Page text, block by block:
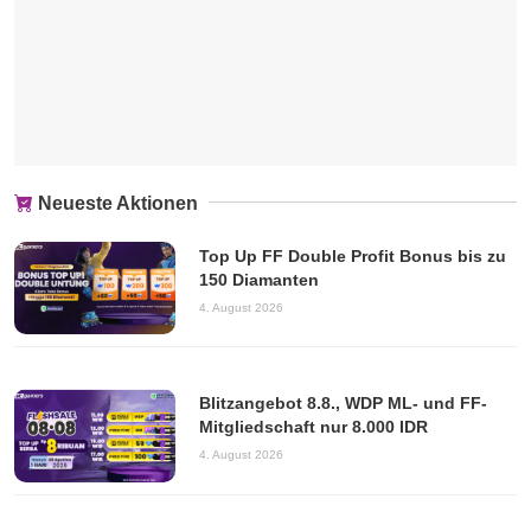
Neueste Aktionen
Top Up FF Double Profit Bonus bis zu
150 Diamanten
4. August 2026
Blitzangebot 8.8., WDP ML- und FF-
Mitgliedschaft nur 8.000 IDR
4. August 2026